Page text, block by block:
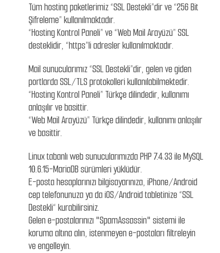
Tüm hosting paketlerimiz “SSL Destekli”dir ve “256 Bit
Şifreleme” kullanılmaktadır.
“Hosting Kontrol Paneli” ve “Web Mail Arayüzü” SSL
desteklidir, “https”li adresler kullanılmaktadır.
Mail sunucularımız “SSL Destekli”dir, gelen ve giden
portlarda SSL/TLS protokolleri kullanılabilmektedir.
“Hosting Kontrol Paneli” Türkçe dilindedir, kullanımı
anlaşılır ve basittir.
“Web Mail Arayüzü” Türkçe dilindedir, kullanımı anlaşılır
ve basittir.
Linux tabanlı web sunucularımızda PHP 7.4.33 ile MySQL
10.6.15-MariaDB sürümleri yüklüdür.
E-posta hesaplarınızı bilgisayarınıza, iPhone/Android
cep telefonunuza ya da iOS/Android tabletinize “SSL
Destekli“ kurabilirsiniz.
Gelen e-postalarınızı "SpamAssassin" sistemi ile
koruma altına alın, istenmeyen e-postaları filtreleyin
ve engelleyin.